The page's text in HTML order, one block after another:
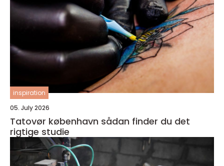
inspiration
05. July 2026
Tatovør københavn sådan finder du det
rigtige studie